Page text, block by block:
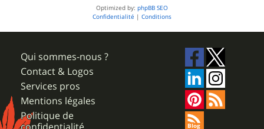
Optimized by: phpBB SEO
Confidentialité | Conditions
Qui sommes-nous ?
Contact & Logos
Services pros
Mentions légales
Politique de